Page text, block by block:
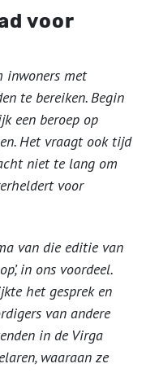
voor
inwoners met
te bereiken. Begin
een beroep op
Het vraagt ook tijd
niet te lang om
voor
van die editie van
in ons voordeel.
het gesprek en
van andere
in de Virga
waaraan ze